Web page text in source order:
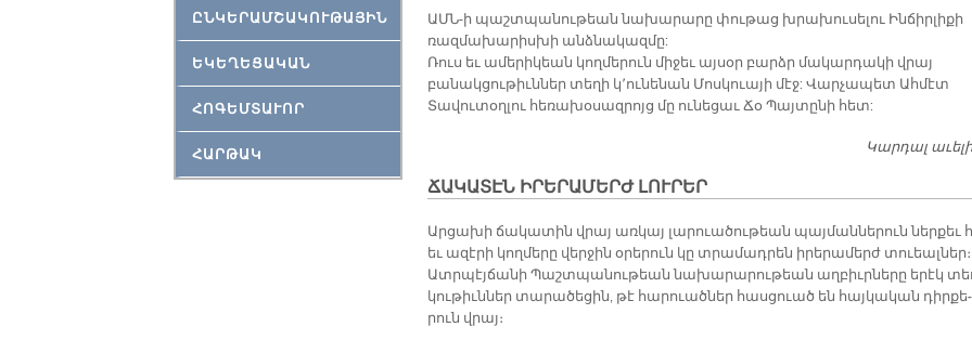
ԸՆԿԵՐԱՄՇԱԿՈՒԹԱՅԻՆ
ԵԿԵՂԵՑԱԿԱՆ
ՀՈԳԵՄՏԱՒՈՐ
ՀԱՐԹԱԿ
ԱՄՆ-ի պաշտպանութեան նախարարը փութաց խրախուսելու Ինճիրլիքի
ռազմախարիսխի անձնակազմը:
Ռուս եւ ամերիկեան կողմերուն միջեւ այսօր բարձր մակարդակի վրայ
բանակցութիւններ տեղի կ՚ունենան Մոսկուայի մէջ: Վարչապետ Ահմէտ
Տավուտօղլու հեռախօսազրոյց մը ունեցաւ Ճօ Պայտընի հետ:
Կարդալ
ՃԱԿԱՏԷՆ ԻՐԵՐԱՄԵՐԺ ԼՈՒՐԵՐ
Ար­ցա­խի ճա­կա­տին վրայ առ­կայ լա­րուա­ծու­թեան պայ­ման­նե­րուն ներ­քեւ
եւ ա­զէ­րի կող­մե­րը վեր­ջին օ­րե­րուն կը տրա­մադ­րեն ի­րե­րա­մերժ տուեալ­ներ։
Ատր­պէյ­ճա­նի Պաշտ­պա­նու­թեան նա­խա­րա­րու­թեան աղ­բիւր­նե­րը ե­րէկ
կու­թիւն­ներ տա­րա­ծե­ցին, թէ հա­րուած­ներ հաս­ցուած են հայ­կա­կան դիր­քե­
րուն վրայ։